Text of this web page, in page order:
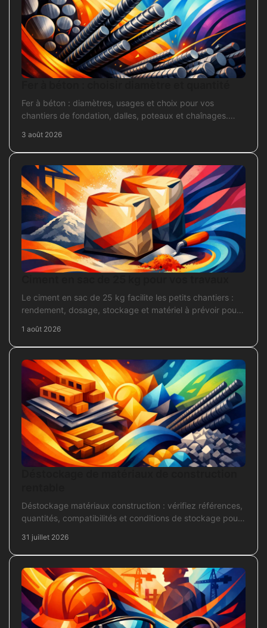
Fer à béton : diamètres, usages et choix pour vos
chantiers de fondation, dalles, poteaux et chaînages.
3 août 2026
Le ciment en sac de 25 kg facilite les petits chantiers :
rendement, dosage, stockage et matériel à prévoir pour
1 août 2026
Déstockage matériaux construction : vérifiez références,
quantités, compatibilités et conditions de stockage pour
31 juillet 2026